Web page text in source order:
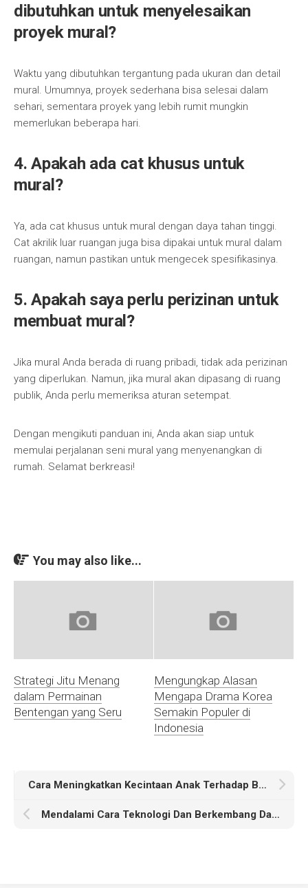
dibutuhkan untuk menyelesaikan
proyek mural?
Waktu yang dibutuhkan tergantung pada ukuran dan detail
mural. Umumnya, proyek sederhana bisa selesai dalam
sehari, sementara proyek yang lebih rumit mungkin
memerlukan beberapa hari.
4. Apakah ada cat khusus untuk
mural?
Ya, ada cat khusus untuk mural dengan daya tahan tinggi.
Cat akrilik luar ruangan juga bisa dipakai untuk mural dalam
ruangan, namun pastikan untuk mengecek spesifikasinya.
5. Apakah saya perlu perizinan untuk
membuat mural?
Jika mural Anda berada di ruang pribadi, tidak ada perizinan
yang diperlukan. Namun, jika mural akan dipasang di ruang
publik, Anda perlu memeriksa aturan setempat.
Dengan mengikuti panduan ini, Anda akan siap untuk
memulai perjalanan seni mural yang menyenangkan di
rumah. Selamat berkreasi!
You may also like...
Strategi Jitu Menang
dalam Permainan
Bentengan yang Seru
Mengungkap Alasan
Mengapa Drama Korea
Semakin Populer di
Indonesia
Cara Meningkatkan Kecintaan Anak Terhadap Bahasa Ibu
Mendalami Cara Teknologi Dan Berkembang Dalam Masyarakat Modern